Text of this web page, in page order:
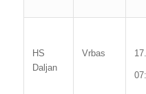
HS
Daljan
Vrbas